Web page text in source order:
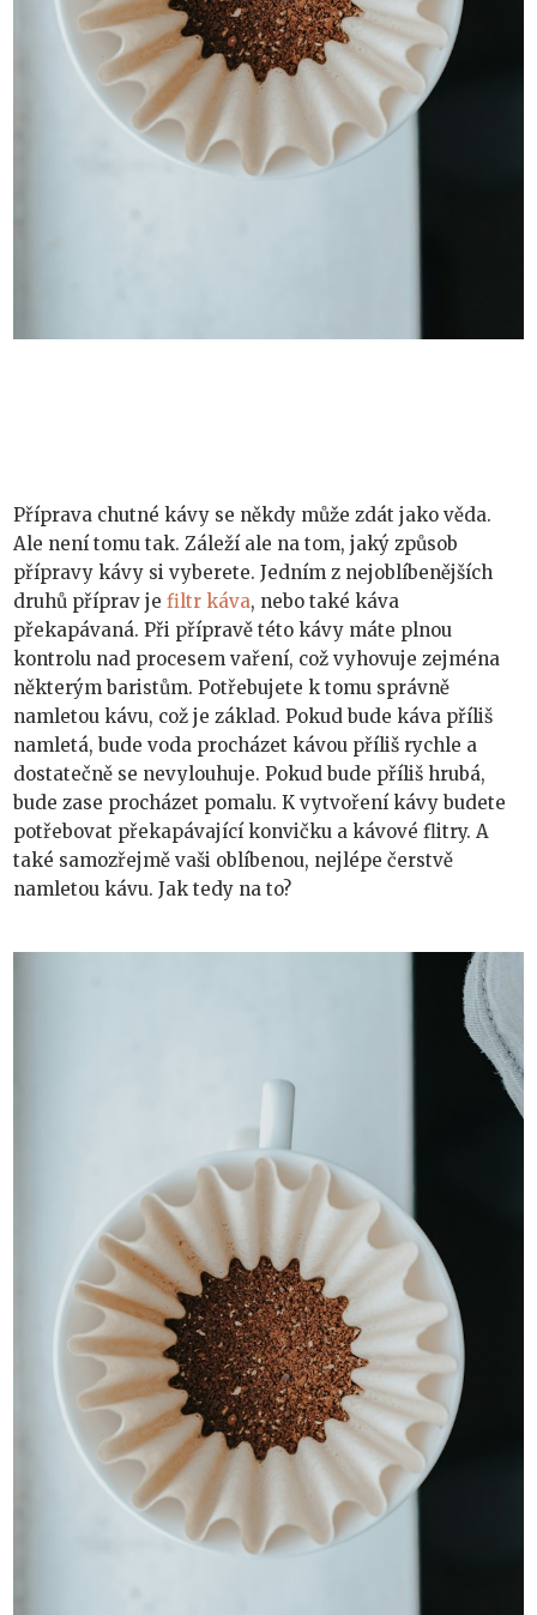
Příprava chutné kávy se někdy může zdát jako věda.
Ale není tomu tak. Záleží ale na tom, jaký způsob
přípravy kávy si vyberete. Jedním z nejoblíbenějších
druhů příprav jefiltr káva, nebo také káva
překapávaná. Při přípravě této kávy máte plnou
kontrolu nad procesem vaření, což vyhovuje zejména
některým baristům. Potřebujete k tomu správně
namletou kávu, což je základ. Pokud bude káva příliš
namletá, bude voda procházet kávou příliš rychle a
dostatečně se nevylouhuje. Pokud bude příliš hrubá,
bude zase procházet pomalu. K vytvoření kávy budete
potřebovat překapávající konvičku a kávové flitry. A
také samozřejmě vaši oblíbenou, nejlépe čerstvě
namletou kávu. Jak tedy na to?